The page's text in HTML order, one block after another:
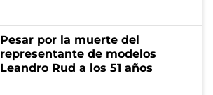
Pesar por la muerte del
representante de modelos
Leandro Rud a los 51 años